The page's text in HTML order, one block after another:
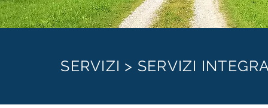
SERVIZI > SERVIZI